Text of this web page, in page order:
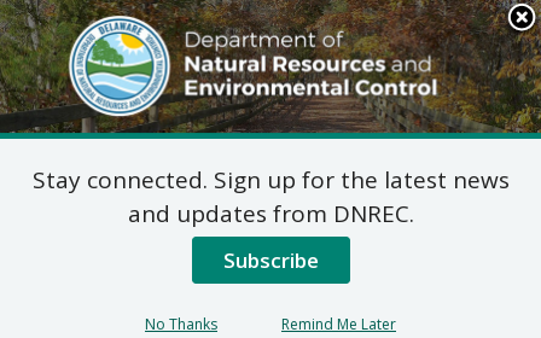
Search
This
Site
DNREC Menu
Plan de Acción
Correctivo Propuesto
Para el Sitio de Eagle
Stay connected. Sign up for the latest news
and updates from DNREC.
Subscribe
No Thanks Remind Me Later